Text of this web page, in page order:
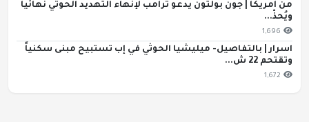
من امريكا | جون بولتون يدعو ترامب لإنهاء التهديد الحوثي نهائياً
ويُحذّ...
1,696
اسرار | بالتفاصيل- ميليشيا الحوثي في إب تستبيح مبنى سكنياً
وتقتحم 22 ش...
1,672